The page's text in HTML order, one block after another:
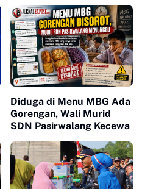
Diduga di Menu MBG Ada
Gorengan, Wali Murid
SDN Pasirwalang Kecewa